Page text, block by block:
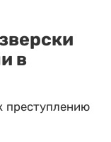
в
преступлению